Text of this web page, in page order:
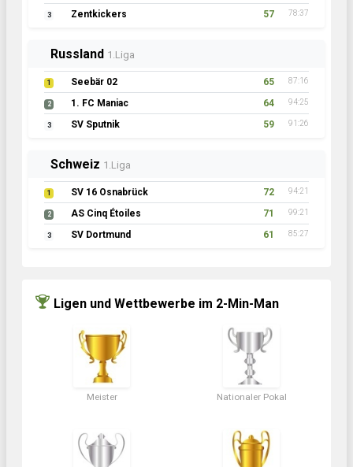
3 Zentkickers 57 78:37
Russland 1.Liga
1 Seebär 02 65 87:16
2 1. FC Maniac 64 94:25
3 SV Sputnik 59 91:26
Schweiz 1.Liga
1 SV 16 Osnabrück 72 94:21
2 AS Cinq Étoiles 71 99:21
3 SV Dortmund 61 85:27
Ligen und Wettbewerbe im 2-Min-Man
Meister Nationaler Pokal